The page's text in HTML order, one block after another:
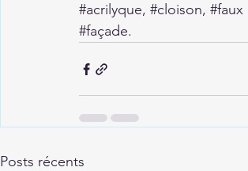
#acrilyque, #cloison, #faux
#façade.
Posts récents